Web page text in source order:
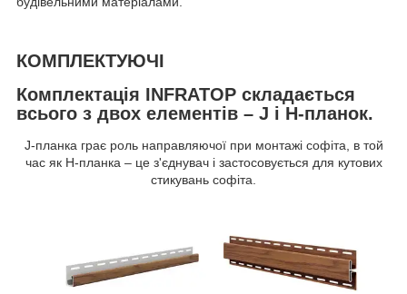
КОМПЛЕКТУЮЧІ
Комплектація INFRATOP складається
всього з двох елементів – J і Н-планок.
J-планка грає роль направляючої при монтажі софіта, в той
час як Н-планка – це з'єднувач і застосовується для кутових
стикувань софіта.